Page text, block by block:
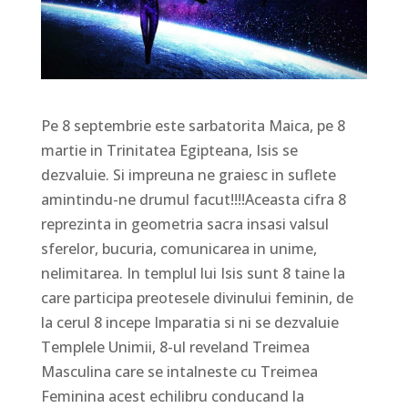
Pe 8 septembrie este sarbatorita Maica, pe 8
martie in Trinitatea Egipteana, Isis se
dezvaluie. Si impreuna ne graiesc in suflete
amintindu-ne drumul facut!!!!Aceasta cifra 8
reprezinta in geometria sacra insasi valsul
sferelor, bucuria, comunicarea in unime,
nelimitarea. In templul lui Isis sunt 8 taine la
care participa preotesele divinului feminin, de
la cerul 8 incepe Imparatia si ni se dezvaluie
Templele Unimii, 8-ul reveland Treimea
Masculina care se intalneste cu Treimea
Feminina acest echilibru conducand la